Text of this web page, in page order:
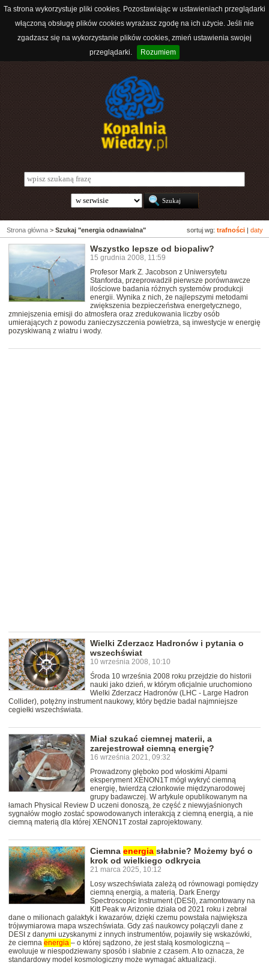
Ta strona wykorzystuje pliki cookies. Pozostawiając w ustawieniach przeglądarki
włączoną obsługę plików cookies wyrażasz zgodę na ich użycie. Jeśli nie
zgadzasz się na wykorzystanie plików cookies, zmień ustawienia swojej
przeglądarki.
Rozumiem
sortuj wg: trafności daty
Strona główna > Szukaj "energia odnawialna"
Wszystko lepsze od biopaliw?
15 grudnia 2008, 11:59
Profesor Mark Z. Jacobson z Uniwersytetu
Stanforda, przeprowadził pierwsze porównawcze
ilościowe badania różnych systemów produkcji
energii. Wynika z nich, że najlepszymi metodami
zwiększenia bezpieczeństwa energetycznego,
zmniejszenia emisji do atmosfera oraz zredukowania liczby osób
umierających z powodu zanieczyszczenia powietrza, są inwestycje w energię
pozyskiwaną z wiatru i wody.
Wielki Zderzacz Hadronów i pytania o
wszechświat
10 września 2008, 10:10
Środa 10 września 2008 roku przejdzie do historii
nauki jako dzień, w którym oficjalnie uruchomiono
Wielki Zderzacz Hadronów (LHC - Large Hadron
Collider), potężny instrument naukowy, który będzie badał najmniejsze
cegiełki wszechświata.
Miał szukać ciemnej materii, a
zarejestrował ciemną energię?
16 września 2021, 09:32
Prowadzony głęboko pod włoskimi Alpami
eksperyment XENON1T mógł wykryć ciemną
energię, twierdzą członkowie międzynarodowej
grupy badawczej. W artykule opublikowanym na
łamach Physical Review D uczeni donoszą, że część z niewyjaśnionych
sygnałów mogło zostać spowodowanych interakcją z ciemną energią, a nie
ciemną materią dla której XENON1T został zaprojektowany.
Ciemna energia słabnie? Możemy być o
krok od wielkiego odkrycia
21 marca 2025, 10:12
Losy wszechświata zależą od równowagi pomiędzy
ciemną energią, a materią. Dark Energy
Spectroscopic Instrument (DESI), zamontowany na
Kitt Peak w Arizonie działa od 2021 roku i zebrał
dane o milionach galaktyk i kwazarów, dzięki czemu powstała największa
trójwymiarowa mapa wszechświata. Gdy zaś naukowcy połączyli dane z
DESI z danymi uzyskanymi z innych instrumentów, pojawiły się wskazówki,
że ciemna energia – o której sądzono, że jest stałą kosmologiczną –
ewoluuje w niespodziewany sposób i słabnie z czasem. A to oznacza, że
standardowy model kosmologiczny może wymagać aktualizacji.